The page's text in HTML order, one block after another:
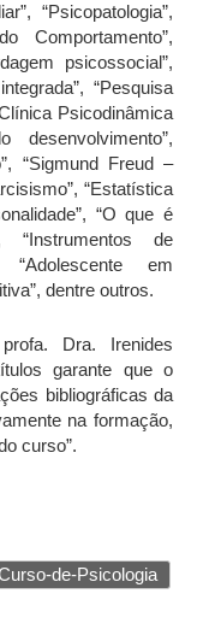
“Psicopatologia”,
Comportamento”,
psicossocial”,
“Pesquisa
Psicodinâmica
desenvolvimento”,
“Sigmund Freud –
“Estatística
“O que é
“Instrumentos de
em
dentre outros.
Dra. Irenides
garante que o
bibliográficas da
na formação,
curso”.
de-Psicologia